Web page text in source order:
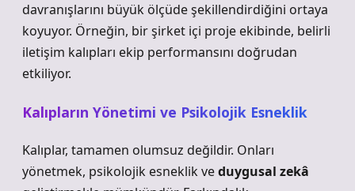
davranışlarını büyük ölçüde şekillendirdiğini ortaya
koyuyor. Örneğin, bir şirket içi proje ekibinde, belirli
iletişim kalıpları ekip performansını doğrudan
etkiliyor.
Kalıpların Yönetimi ve Psikolojik Esneklik
Kalıplar, tamamen olumsuz değildir. Onları
yönetmek, psikolojik esneklik veduygusal zekâ